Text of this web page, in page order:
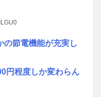
の節電機能が充実し
円程度しか変わらん